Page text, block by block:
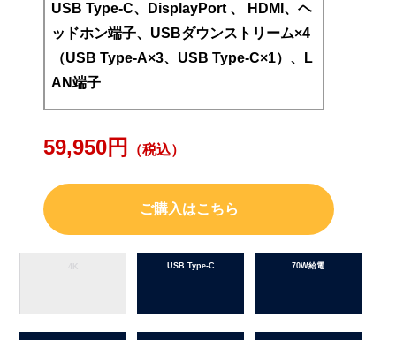
USB Type-C、DisplayPort 、 HDMI、ヘ
ッドホン端子、USBダウンストリーム×4
（USB Type-A×3、USB Type-C×1）、L
AN端子
59,950円 （税込）
ご購入はこちら
USB Type-C 70W給電